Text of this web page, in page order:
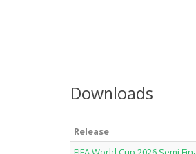
Downloads
Release